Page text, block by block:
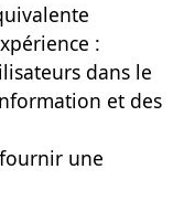
:
dans le
et des
une